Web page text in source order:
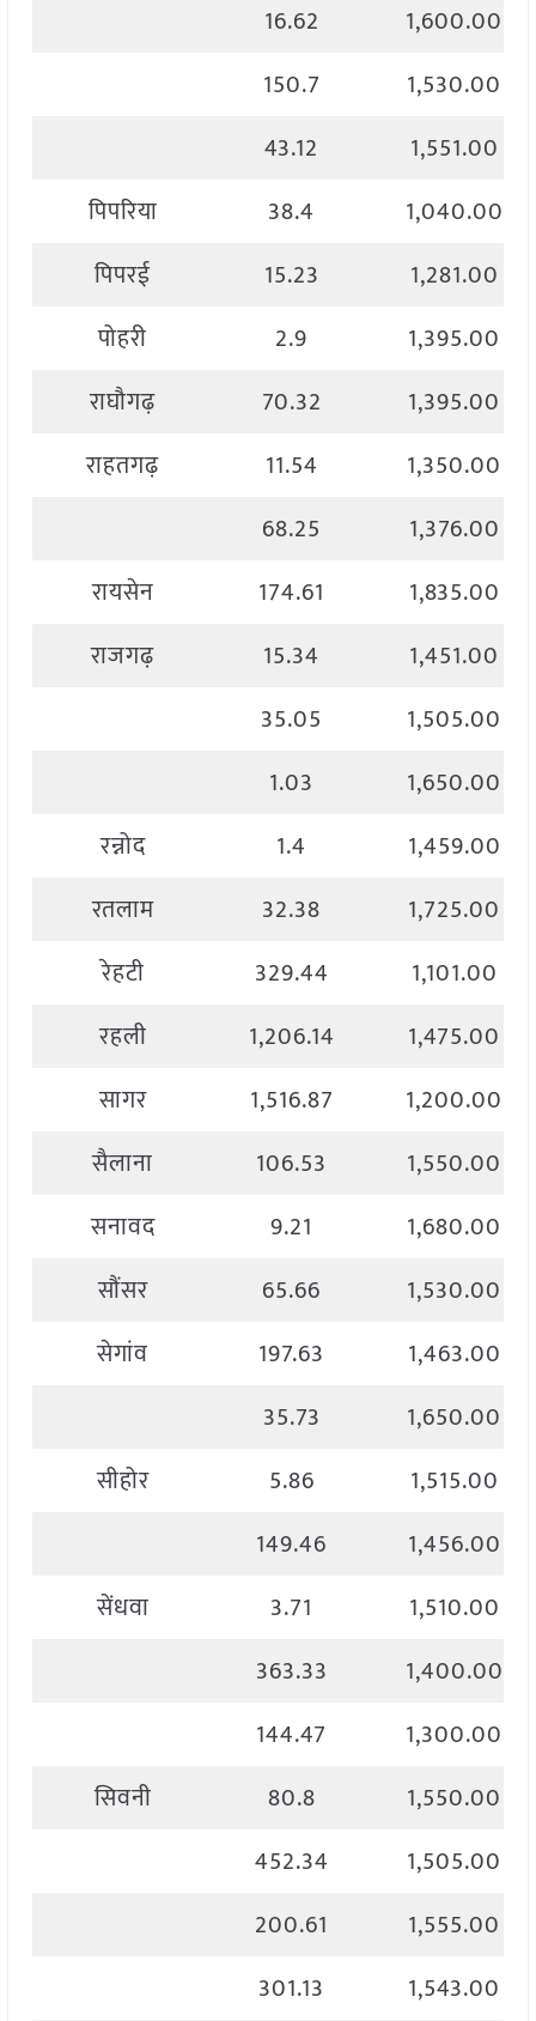
16.62
1,600.00
150.7
1,530.00
43.12
1,551.00
पिपरिया
38.4
1,040.00
पिपरई
15.23
1,281.00
पोहरी
2.9
1,395.00
राघौगढ़
70.32
1,395.00
राहतगढ़
11.54
1,350.00
68.25
1,376.00
रायसेन
174.61
1,835.00
राजगढ़
15.34
1,451.00
35.05
1,505.00
1.03
1,650.00
रन्नोद
1.4
1,459.00
रतलाम
32.38
1,725.00
रेहटी
329.44
1,101.00
रहली
1,206.14
1,475.00
सागर
1,516.87
1,200.00
सैलाना
106.53
1,550.00
सनावद
9.21
1,680.00
सौंसर
65.66
1,530.00
सेगांव
197.63
1,463.00
35.73
1,650.00
सीहोर
5.86
1,515.00
149.46
1,456.00
सेंधवा
3.71
1,510.00
363.33
1,400.00
144.47
1,300.00
सिवनी
80.8
1,550.00
452.34
1,505.00
200.61
1,555.00
301.13
1,543.00